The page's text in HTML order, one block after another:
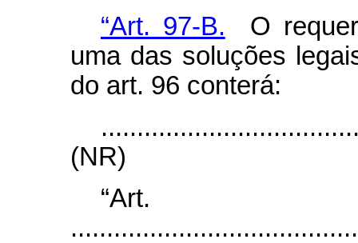
“Art. 97-B. O
uma das soluções
do art. 96 conterá:
(NR)